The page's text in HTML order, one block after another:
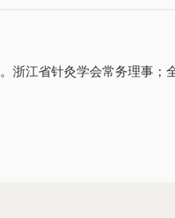
浙江省针灸学会常务理事